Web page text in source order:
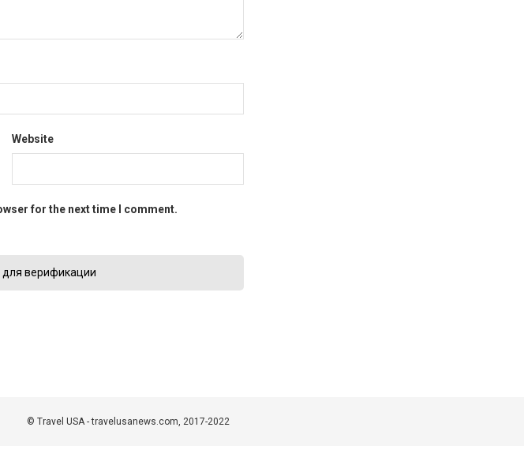
Website
for the next time I comment.
для верификации
© Travel USA - travelusanews.com, 2017-2022